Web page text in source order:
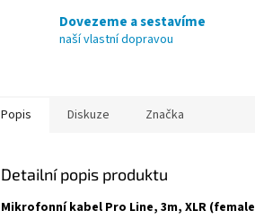
Dovezeme a sestavíme
naší vlastní dopravou
Popis Diskuze Značka
Detailní popis produktu
Mikrofonní kabel Pro Line, 3m, XLR